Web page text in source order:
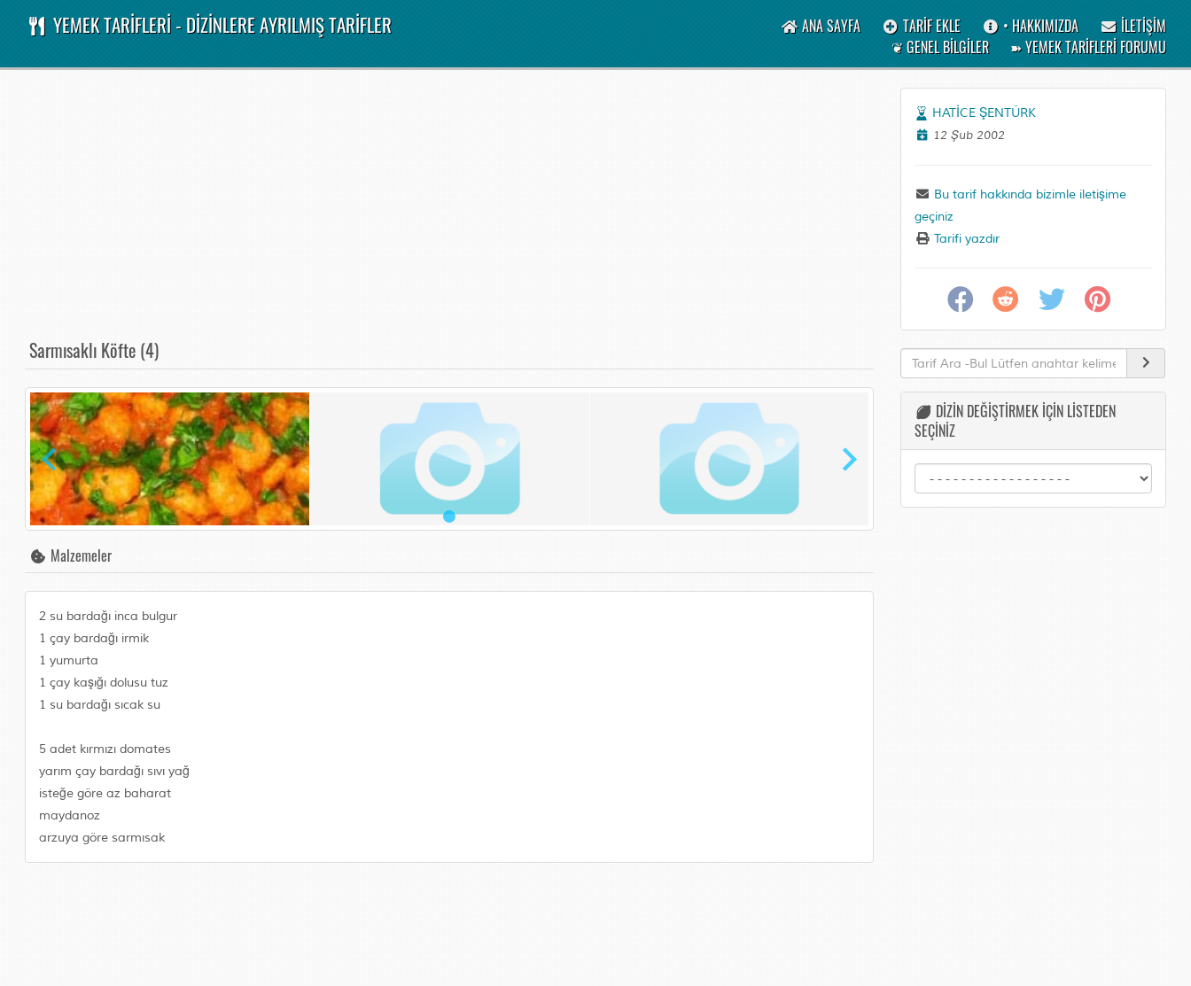
YEMEK TARİFLERİ - DİZİNLERE AYRILMIŞ TARİFLER ANA SAYFA TARİF EKLE • HAKKIMIZDA
İLETİŞİM
❦ GENEL BİLGİLER
➽ YEMEK TARİFLERİ FORUMU
Sarmısaklı Köfte (4)
Malzemeler
2 su bardağı inca bulgur
1 çay bardağı irmik
1 yumurta
1 çay kaşığı dolusu tuz
1 su bardağı sıcak su
5 adet kırmızı domates
yarım çay bardağı sıvı yağ
isteğe göre az baharat
maydanoz
arzuya göre sarmısak
HATİCE ŞENTÜRK
12 Şub 2002
Bu tarif hakkında bizimle iletişime
geçiniz
Tarifi yazdır
DİZİN DEĞİŞTİRMEK İÇİN LİSTEDEN
SEÇİNİZ